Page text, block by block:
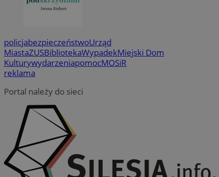
policjabezpieczeństwoUrząd
MiastaZUSBibliotekaWypadekMiejski Dom
KulturywydarzeniapomocMOSiR
reklama
Portal należy do sieci